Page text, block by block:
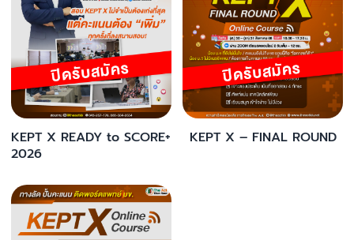
KEPT X READY to SCORE+
2026
KEPT X – FINAL ROUND